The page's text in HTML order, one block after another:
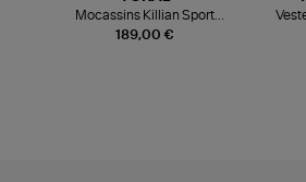
189,00 €
Mocassins Killian Sport
Mousse